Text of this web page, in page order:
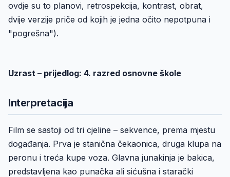
ovdje su to planovi, retrospekcija, kontrast, obrat,
dvije verzije priče od kojih je jedna očito nepotpuna i
"pogrešna").
Uzrast – prijedlog: 4. razred osnovne škole
Interpretacija
Film se sastoji od tri cjeline – sekvence, prema mjestu
događanja. Prva je stanična čekaonica, druga klupa na
peronu i treća kupe voza. Glavna junakinja je bakica,
predstavljena kao punačka ali sićušna i starački